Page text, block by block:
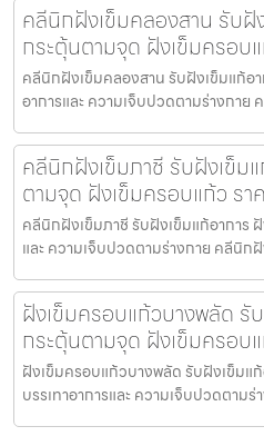
คลีนิกฝังเข็มคลองสาน รับฝั
กระตุ้นตามจุด ฝังเข็มครอบ
คลีนิกฝังเข็มคลองสาน รับฝังเข็มแก้อ
อาการและ ความเจ็บปวดตามร่างกาย
คลีนิกฝังเข็มภาชี รับฝังเข็ม
ตามจุด ฝังเข็มครอบแก้ว รา
คลีนิกฝังเข็มภาชี รับฝังเข็มแก้อาการ
และ ความเจ็บปวดตามร่างกาย คลีนิก
ฝังเข็มครอบแก้วบางพลัด รั
กระตุ้นตามจุด ฝังเข็มครอบ
ฝังเข็มครอบแก้วบางพลัด รับฝังเข็มแ
บรรเทาอาการและ ความเจ็บปวดตาม